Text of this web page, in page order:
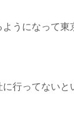
うになって東
に行ってないと